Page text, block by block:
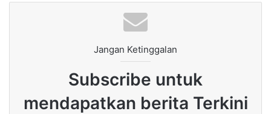
Jangan Ketinggalan
Subscribe untuk
mendapatkan berita Terkini